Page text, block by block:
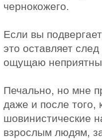
чернокожего.
Если вы
это оставляет
ощущаю
Печально, но мне
даже и после того,
шовинистические
взрослым людям,